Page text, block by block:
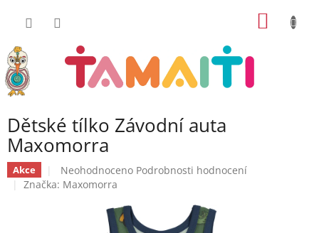
Dětské tílko Závodní auta
Maxomorra
Akce
Průměrné
hodnocení
Neohodnoceno Podrobnosti hodnocení
Značka: Maxomorra